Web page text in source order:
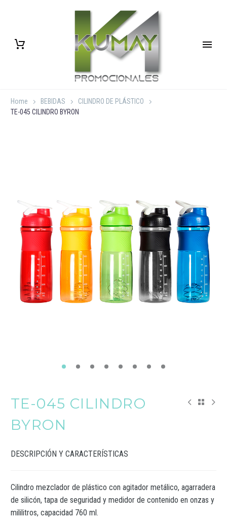
Home BEBIDAS
CILINDRO DE PLÁSTICO
TE-045 CILINDRO BYRON
TE-045 CILINDRO
BYRON
DESCRIPCIÓN Y CARACTERÍSTICAS
Cilindro mezclador de plástico con agitador metálico, agarradera
de silicón, tapa de seguridad y medidor de contenido en onzas y
mililitros, capacidad 760 ml.